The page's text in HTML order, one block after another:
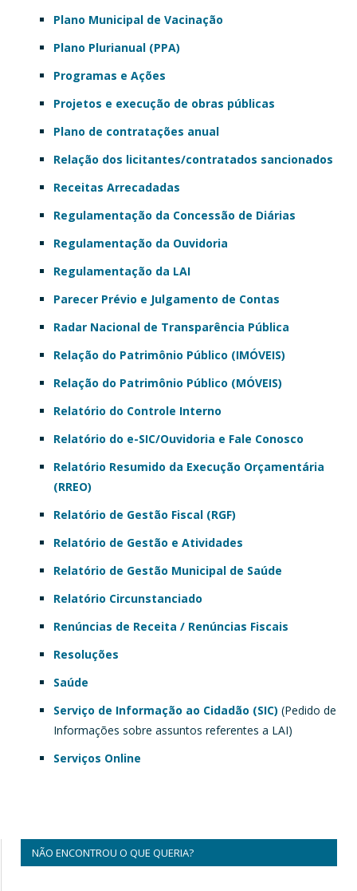
Plano Municipal de Vacinação
Plano Plurianual (PPA)
Programas e Ações
Projetos e execução de obras públicas
Plano de contratações anual
Relação dos licitantes/contratados sancionados
Receitas Arrecadadas
Regulamentação da Concessão de Diárias
Regulamentação da Ouvidoria
Regulamentação da LAI
Parecer Prévio e Julgamento de Contas
Radar Nacional de Transparência Pública
Relação do Patrimônio Público (IMÓVEIS)
Relação do Patrimônio Público (MÓVEIS)
Relatório do Controle Interno
Relatório do e-SIC/Ouvidoria e Fale Conosco
Relatório Resumido da Execução Orçamentária
(RREO)
Relatório de Gestão Fiscal (RGF)
Relatório de Gestão e Atividades
Relatório de Gestão Municipal de Saúde
Relatório Circunstanciado
Renúncias de Receita / Renúncias Fiscais
Resoluções
Saúde
Serviço de Informação ao Cidadão (SIC) (Pedido de
Informações sobre assuntos referentes a LAI)
Serviços Online
NÃO ENCONTROU O QUE QUERIA?